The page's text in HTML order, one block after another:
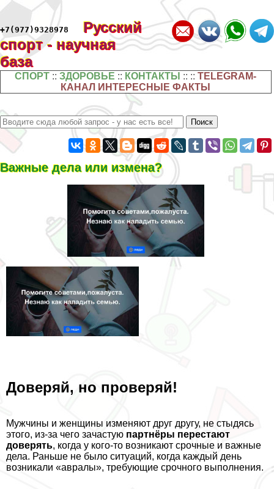
+7(977)9328978
Русский
спорт - научная
база
СПОРТ ::ЗДОРОВЬЕ :: КОНТАКТЫ :: ::TELEGRAM-
КАНАЛ ИНТЕРЕСНЫЕ ФАКТЫ
Важные дела или измена?
Доверяй, но проверяй!
Мужчины и женщины изменяют друг другу, не стыдясь
этого, из-за чего зачастую партнёры перестают
доверять, когда у кого-то возникают срочные и важные
дела. Раньше не было ситуаций, когда каждый день
возникали «авралы», требующие срочного выполнения.